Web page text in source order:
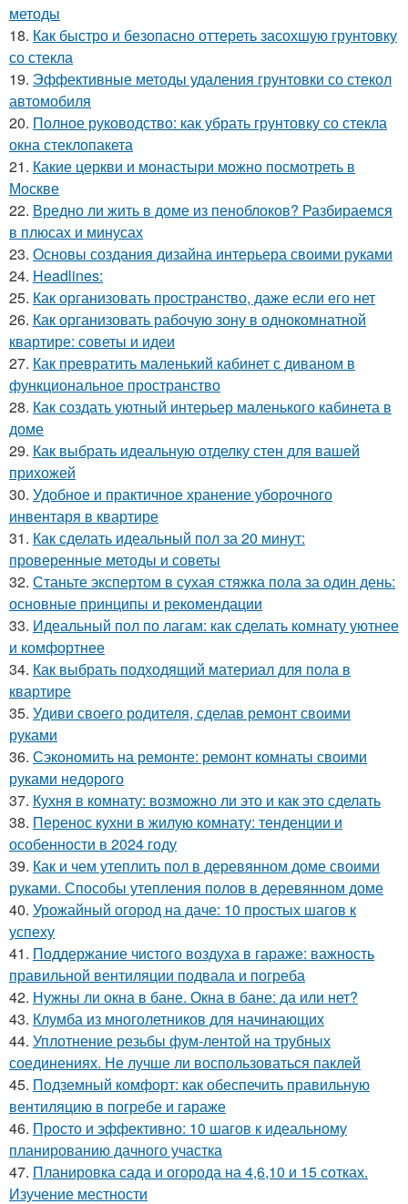
методы
18. Как быстро и безопасно оттереть засохшую грунтовку
со стекла
19. Эффективные методы удаления грунтовки со стекол
автомобиля
20. Полное руководство: как убрать грунтовку со стекла
окна стеклопакета
21. Какие церкви и монастыри можно посмотреть в
Москве
22. Вредно ли жить в доме из пеноблоков? Разбираемся
в плюсах и минусах
23. Основы создания дизайна интерьера своими руками
24. Headlines:
25. Как организовать пространство, даже если его нет
26. Как организовать рабочую зону в однокомнатной
квартире: советы и идеи
27. Как превратить маленький кабинет с диваном в
функциональное пространство
28. Как создать уютный интерьер маленького кабинета в
доме
29. Как выбрать идеальную отделку стен для вашей
прихожей
30. Удобное и практичное хранение уборочного
инвентаря в квартире
31. Как сделать идеальный пол за 20 минут:
проверенные методы и советы
32. Станьте экспертом в сухая стяжка пола за один день:
основные принципы и рекомендации
33. Идеальный пол по лагам: как сделать комнату уютнее
и комфортнее
34. Как выбрать подходящий материал для пола в
квартире
35. Удиви своего родителя, сделав ремонт своими
руками
36. Сэкономить на ремонте: ремонт комнаты своими
руками недорого
37. Кухня в комнату: возможно ли это и как это сделать
38. Перенос кухни в жилую комнату: тенденции и
особенности в 2024 году
39. Как и чем утеплить пол в деревянном доме своими
руками. Способы утепления полов в деревянном доме
40. Урожайный огород на даче: 10 простых шагов к
успеху
41. Поддержание чистого воздуха в гараже: важность
правильной вентиляции подвала и погреба
42. Нужны ли окна в бане. Окна в бане: да или нет?
43. Клумба из многолетников для начинающих
44. Уплотнение резьбы фум-лентой на трубных
соединениях. Не лучше ли воспользоваться паклей
45. Подземный комфорт: как обеспечить правильную
вентиляцию в погребе и гараже
46. Просто и эффективно: 10 шагов к идеальному
планированию дачного участка
47. Планировка сада и огорода на 4,6,10 и 15 сотках.
Изучение местности